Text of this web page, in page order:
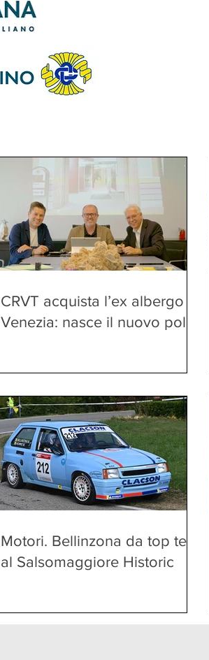
CRVT acquista l’ex albergo
Venezia: nasce il nuovo polo
Motori. Bellinzona da top ten
al Salsomaggiore Historic